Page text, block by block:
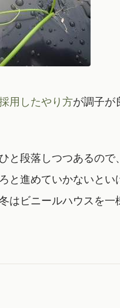
用したやり方が調子が
と段落しつつあるので
と進めていかないとい
はビニールハウスを一